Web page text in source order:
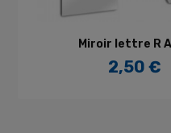
AJOUTER AU
Miroir lettre R
Prix
2,50 €